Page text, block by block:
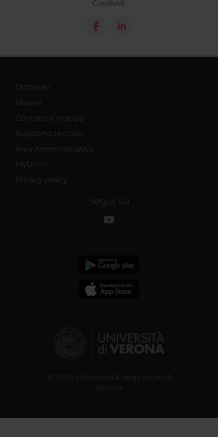
Condividi
Dottorati
Master
Contatti e mappa
Supporto tecnico
Area Amministrativa
MyUnivr
Privacy policy
Segui su
© 2026 | Università degli studi di
Verona